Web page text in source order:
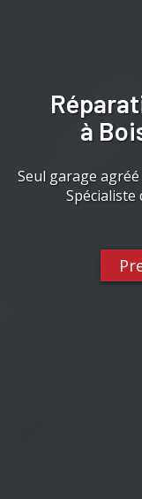
à
Seul garage
Spécialiste